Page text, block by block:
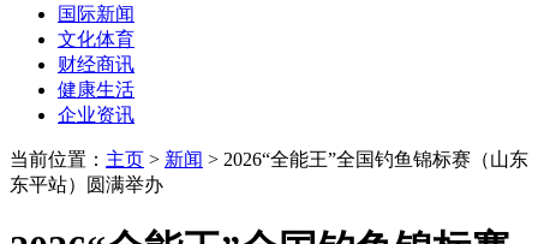
国际新闻
文化体育
财经商讯
健康生活
企业资讯
当前位置： 主页 > 新闻 > 2026“全能王”全国钓鱼锦标赛（山东
东平站）圆满举办